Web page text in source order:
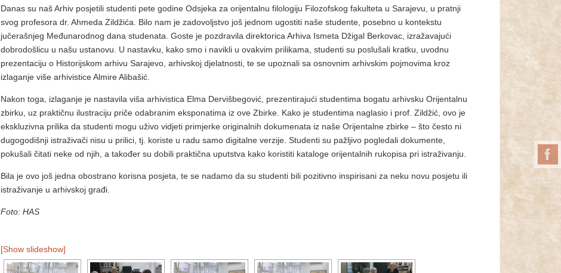
Danas su naš Arhiv posjetili studenti pete godine Odsjeka za orijentalnu filologiju Filozofskog fakulteta u Sarajevu, u pratnji
svog profesora dr. Ahmeda Zildžića. Bilo nam je zadovoljstvo još jednom ugostiti naše studente, posebno u kontekstu
jučerašnjeg Međunarodnog dana studenata. Goste je pozdravila direktorica Arhiva Ismeta Džigal Berkovac, izražavajući
dobrodošlicu u našu ustanovu. U nastavku, kako smo i navikli u ovakvim prilikama, studenti su poslušali kratku, uvodnu
prezentaciju o Historijskom arhivu Sarajevo, arhivskoj djelatnosti, te se upoznali sa osnovnim arhivskim pojmovima kroz
izlaganje više arhivistice Almire Alibašić.
Nakon toga, izlaganje je nastavila viša arhivistica Elma Dervišbegović, prezentirajući studentima bogatu arhivsku Orijentalnu
zbirku, uz praktičnu ilustraciju priče odabranim eksponatima iz ove Zbirke. Kako je studentima naglasio i prof. Zildžić, ovo je
ekskluzivna prilika da studenti mogu uživo vidjeti primjerke originalnih dokumenata iz naše Orijentalne zbirke – što često ni
dugogodišnji istraživači nisu u prilici, tj. koriste u radu samo digitalne verzije. Studenti su pažljivo pogledali dokumente,
pokušali čitati neke od njih, a također su dobili praktična uputstva kako koristiti kataloge orijentalnih rukopisa pri istraživanju.
Bila je ovo još jedna obostrano korisna posjeta, te se nadamo da su studenti bili pozitivno inspirisani za neku novu posjetu ili
istraživanje u arhivskoj građi.
Foto: HAS
[Show slideshow]